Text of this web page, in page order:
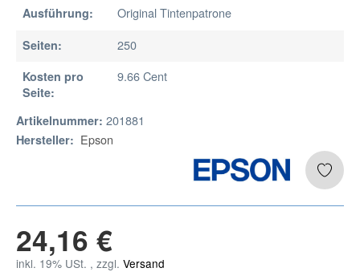
Ausführung: Original Tintenpatrone
Seiten: 250
Kosten pro
Seite:
9.66 Cent
Artikelnummer: 201881
Hersteller: Epson
24,16 €
inkl. 19% USt. , zzgl. Versand